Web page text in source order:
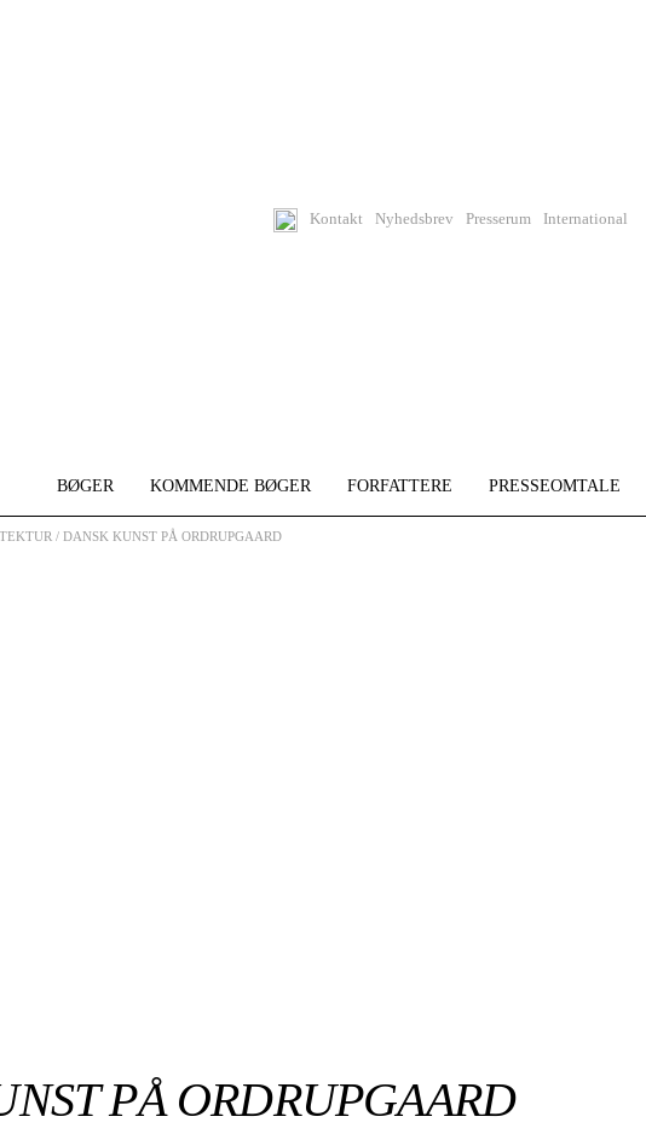
Kontakt Nyhedsbrev Presserum International
BØGER KOMMENDE BØGER FORFATTERE PRESSEOMTALE
/ DANSK KUNST PÅ ORDRUPGAARD
PÅ ORDRUPGAARD